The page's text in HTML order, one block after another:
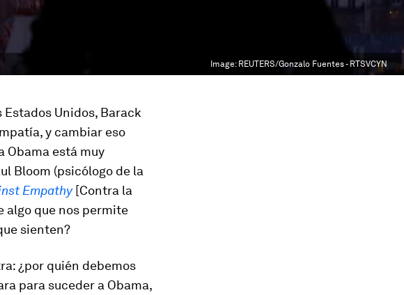
Image: REUTERS/Gonzalo Fuentes - RTSVCYN
Unidos, Barack
y cambiar eso
Obama está muy
Bloom (psicólogo de la
Empathy[Contra la
algo que nos permite
sienten?
¿por quién debemos
para suceder a Obama,